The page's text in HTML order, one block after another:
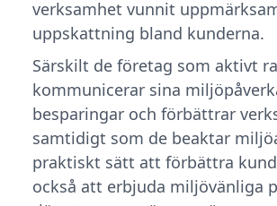
verksamhet vunnit
uppskattning bland kunderna.
Särskilt de företag som aktivt
kommunicerar sina
besparingar och förbättrar
samtidigt som de beaktar
praktiskt sätt att förbättra
också att erbjuda miljövänliga